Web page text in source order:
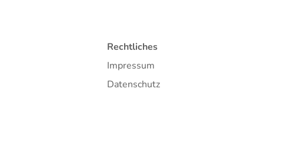
Rechtliches
Impressum
Datenschutz